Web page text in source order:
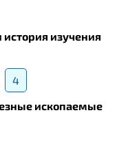
история изучения
4
ископаемые